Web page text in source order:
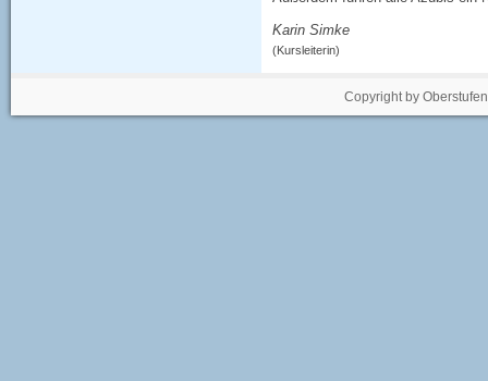
Karin Simke
(Kursleiterin)
Copyright by